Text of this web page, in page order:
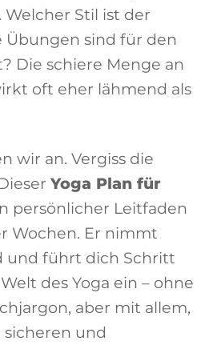
Welcher Stil ist der
Übungen sind für den
Die schiere Menge an
oft eher lähmend als
wir an. Vergiss die
Yoga Plan für
persönlicher Leitfaden
Wochen. Er nimmt
und führt dich Schritt
des Yoga ein – ohne
aber mit allem,
und